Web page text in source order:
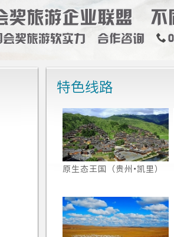
特色线路
原生态王国（贵州•凯里）